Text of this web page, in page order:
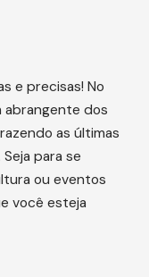
e precisas! No
abrangente dos
as últimas
para se
ou eventos
você esteja